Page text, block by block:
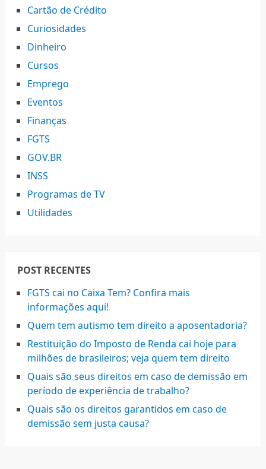
Cartão de Crédito
Curiosidades
Dinheiro
Cursos
Emprego
Eventos
Finanças
FGTS
GOV.BR
INSS
Programas de TV
Utilidades
POST RECENTES
FGTS cai no Caixa Tem? Confira mais
informações aqui!
Quem tem autismo tem direito a aposentadoria?
Restituição do Imposto de Renda cai hoje para
milhões de brasileiros; veja quem tem direito
Quais são seus direitos em caso de demissão em
período de experiência de trabalho?
Quais são os direitos garantidos em caso de
demissão sem justa causa?